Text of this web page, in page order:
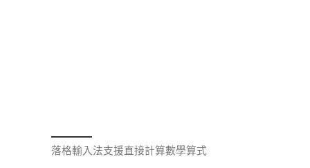
落格輸入法支援直接計算數學算式